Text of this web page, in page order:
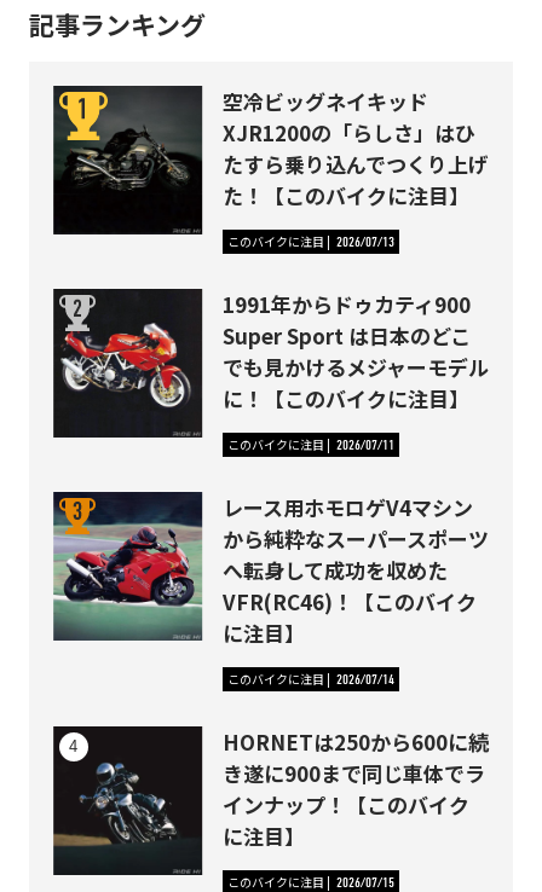
記事ランキング
空冷ビッグネイキッド
XJR1200の「らしさ」はひ
たすら乗り込んでつくり上げ
た！【このバイクに注目】
このバイクに注目 2026/07/13
1991年からドゥカティ900
Super Sport は日本のどこ
でも見かけるメジャーモデル
に！【このバイクに注目】
このバイクに注目 2026/07/11
レース用ホモロゲV4マシン
から純粋なスーパースポーツ
へ転身して成功を収めた
VFR(RC46)！【このバイク
に注目】
このバイクに注目 2026/07/14
HORNETは250から600に続
き遂に900まで同じ車体でラ
インナップ！【このバイク
に注目】
このバイクに注目 2026/07/15